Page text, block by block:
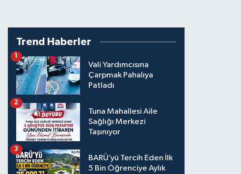
Trend Haberler
Vali Yardımcısına
Çarpmak Pahalıya
Patladı
1
Tuna Mahallesi Aile
Sağlığı Merkezi
Taşınıyor
2
BARÜ’yü Tercih Eden İlk
5 Bin Öğrenciye Aylık
3